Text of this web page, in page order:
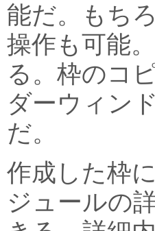
能だ。もち
操作も可能
る。枠のコ
ダーウィン
だ。
作成した枠
ジュールの